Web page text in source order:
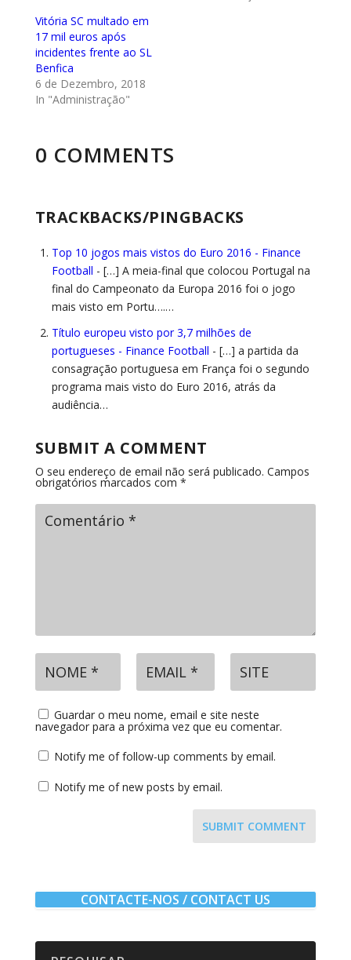
Vitória SC multado em
17 mil euros após
incidentes frente ao SL
Benfica
6 de Dezembro, 2018
In "Administração"
0 COMMENTS
TRACKBACKS/PINGBACKS
Top 10 jogos mais vistos do Euro 2016 - Finance
Football - […] A meia-final que colocou Portugal na
final do Campeonato da Europa 2016 foi o jogo
mais visto em Portu….…
Título europeu visto por 3,7 milhões de
portugueses - Finance Football - […] a partida da
consagração portuguesa em França foi o segundo
programa mais visto do Euro 2016, atrás da
audiência…
SUBMIT A COMMENT
O seu endereço de email não será publicado. Campos
obrigatórios marcados com *
Guardar o meu nome, email e site neste
navegador para a próxima vez que eu comentar.
Notify me of follow-up comments by email.
Notify me of new posts by email.
SUBMIT COMMENT
CONTACTE-NOS / CONTACT US